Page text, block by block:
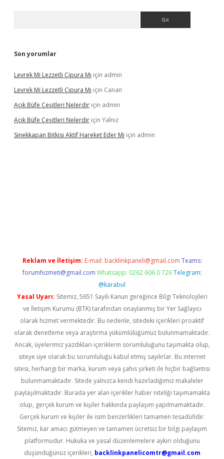
Son yorumlar
Levrek Mi Lezzetli Çipura Mı için admin
Levrek Mi Lezzetli Çipura Mı için Canan
Açık Büfe Çeşitleri Nelerdir için admin
Açık Büfe Çeşitleri Nelerdir için Yalnız
Sinekkapan Bitkisi Aktif Hareket Eder Mi için admin
Reklam ve İletişim: E-mail: backlinkpaneli@gmail.com Teams:
forumhizmeti@gmail.com Whatsapp: 0262 606 0 726 Telegram:
@karabul
Yasal Uyarı: Sitemiz, 5651 Sayılı Kanun gereğince Bilgi Teknolojileri
ve İletişim Kurumu (BTK) tarafından onaylanmış bir Yer Sağlayıcı
olarak hizmet vermektedir. Bu nedenle, sitedeki içerikleri proaktif
olarak denetleme veya araştırma yükümlülüğümüz bulunmamaktadır.
Ancak, üyelerimiz yazdıkları içeriklerin sorumluluğunu taşımakta olup,
siteye üye olarak bu sorumluluğu kabul etmiş sayılırlar. Bu internet
sitesi, herhangi bir marka, kurum veya şahıs şirketi ile hiçbir bağlantısı
bulunmamaktadır. Sitede yalnızca kendi hazırladığımız makaleler
paylaşılmaktadır. Burada yer alan içerikler haber niteliği taşımamakta
olup, gerçek kurum ve kişiler hakkında paylaşım yapılmamaktadır.
Gerçek kurum ve kişiler ile isim benzerlikleri tamamen tesadüfidir.
Sitemiz, kar amacı gütmeyen ve tamamen ücretsiz bir bilgi paylaşım
platformudur. Hukuka ve yasal düzenlemelere aykırı olduğunu
düşündüğünüz içerikleri, backlinkpanelicomtr@gmail.com